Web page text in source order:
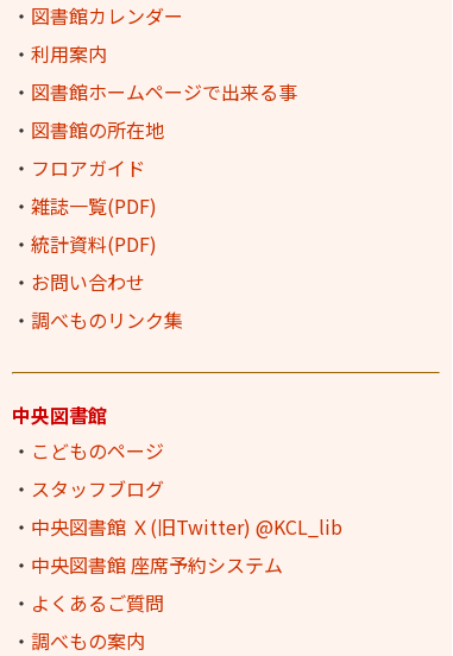
・ 図書館カレンダー
・ 利用案内
・ 図書館ホームページで出来る事
・ 図書館の所在地
・ フロアガイド
・ 雑誌一覧(PDF)
・ 統計資料(PDF)
・ お問い合わせ
・ 調べものリンク集
中央図書館
・ こどものページ
・ スタッフブログ
・ 中央図書館 Ｘ(旧Twitter) @KCL_lib
・ 中央図書館 座席予約システム
・ よくあるご質問
・ 調べもの案内